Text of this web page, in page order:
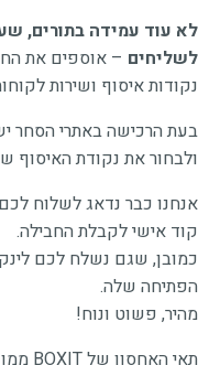
לא עוד עמידה בתורים,
לשליחים – אוספים את
נקודות איסוף ושירות
ולבחור את נקודת האיסוף
קוד אישי לקבלת החבילה.
כמובן, שגם נשלח לכם
הפתיחה שלה.
מהיר, פשוט ונוח!
תאי האחסון של BOXIT ממוקמים מחוץ לקניון לידי הסקייטפארק